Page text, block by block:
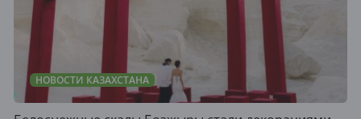
НОВОСТИ КАЗАХСТАНА